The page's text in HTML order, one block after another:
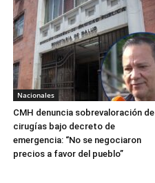
Nacionales
CMH denuncia sobrevaloración de
cirugías bajo decreto de
emergencia: “No se negociaron
precios a favor del pueblo”